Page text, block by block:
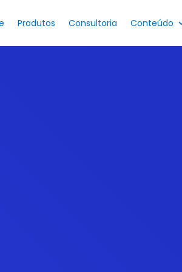
Produtos Consultoria Conteúdo